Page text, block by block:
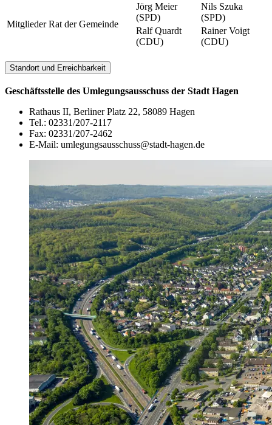
Mitglieder Rat der Gemeinde
Jörg Meier
(SPD)
Nils Szuka
(SPD)
Ralf Quardt
(CDU)
Rainer Voigt
(CDU)
Standort und Erreichbarkeit
Geschäftsstelle des Umlegungsausschuss der Stadt Hagen
Rathaus II, Berliner Platz 22, 58089 Hagen
Tel.: 02331/207-2117
Fax: 02331/207-2462
E-Mail: umlegungsausschuss@stadt-hagen.de